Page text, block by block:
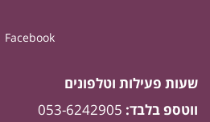
Facebook
שעות פעילות וטלפונים
ווטספ בלבד: 053-6242905